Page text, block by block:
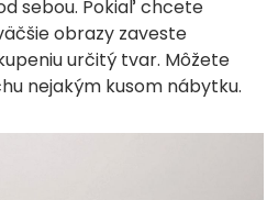
sebou. Pokiaľ chcete
obrazy zaveste
určitý tvar. Môžete
nejakým kusom nábytku.